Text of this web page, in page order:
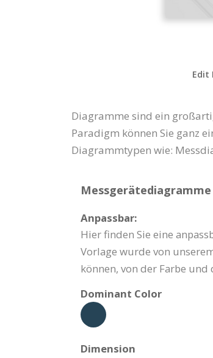
Edit
Diagramme sind ein
Paradigm können Sie ganz
Diagrammtypen wie:
Anpassbar:
Hier finden Sie eine
Vorlage wurde von
können, von der Farbe
Dominant Color
Dimension